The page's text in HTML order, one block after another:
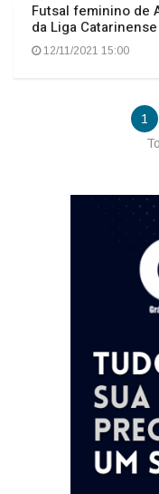
Futsal feminino de
da Liga
12/11/2021 15:00
1